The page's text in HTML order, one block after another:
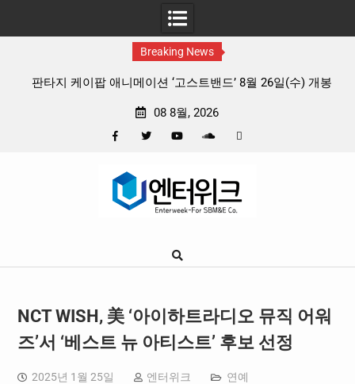
Breaking News
판타지 케이팝 애니메이션 ‘고스트밴드’ 8월 26일(수) 개봉
08 8월, 2026
Google
NCT WISH, 美 ‘아이하트라디오 뮤직 어워
즈’서 ‘베스트 뉴 아티스트’ 후보 선정
2025년 1월 25일 엔터위크 연예